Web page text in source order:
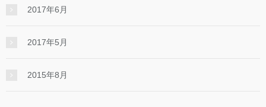
2017年6月
2017年5月
2015年8月